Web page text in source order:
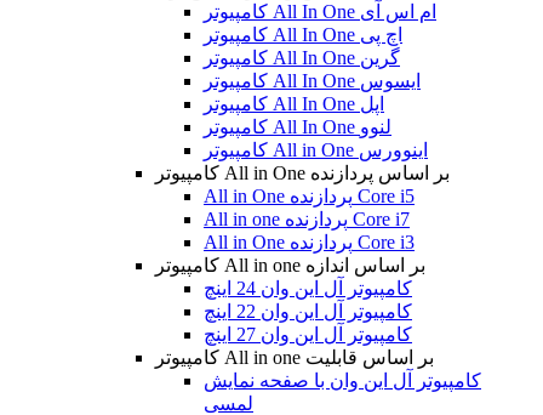
کامپیوتر All In One ام اس آی
کامپیوتر All In One اچ پی
کامپیوتر All In One گرین
کامپیوتر All In One ایسوس
کامپیوتر All In One اپل
کامپیوتر All In One لنوو
کامپیوتر All in One اینوورس
کامپیوتر All in One بر اساس پردازنده
All in One پردازنده Core i5
All in one پردازنده Core i7
All in One پردازنده Core i3
کامپیوتر All in one بر اساس اندازه
کامپیوتر آل این وان 24 اینچ
کامپیوتر آل این وان 22 اینچ
کامپیوتر آل این وان 27 اینچ
کامپیوتر All in one بر اساس قابلیت
کامپیوتر آل این وان با صفحه نمایش
لمسی